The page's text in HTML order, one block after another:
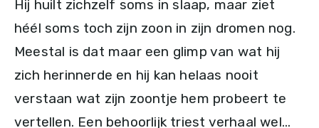
Hij huilt zichzelf soms in slaap, maar ziet
héél soms toch zijn zoon in zijn dromen nog.
Meestal is dat maar een glimp van wat hij
zich herinnerde en hij kan helaas nooit
verstaan wat zijn zoontje hem probeert te
vertellen. Een behoorlijk triest verhaal wel…